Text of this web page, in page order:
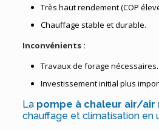
Très haut rendement (COP
Chauffage stable et durable.
Inconvénients :
Travaux de forage nécessaires.
Investissement initial plus
La pompe à chaleur air/air
chauffage et climatisation en